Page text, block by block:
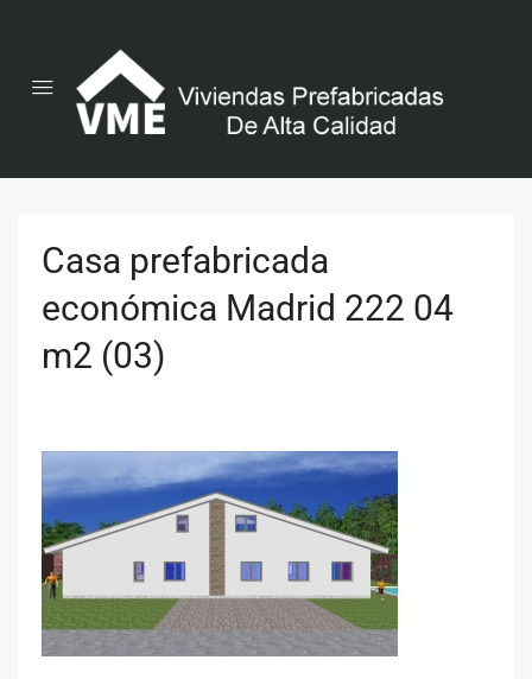
Casa prefabricada
económica Madrid 222 04
m2 (03)